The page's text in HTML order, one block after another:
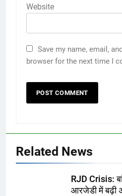
Website
Save my name, email,
browser for the next time I
Related News
RJD Crisis:
आरजेडी में बढ़ी